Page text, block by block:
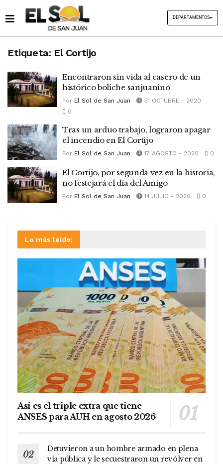
DEPARTAMENTOS
Etiqueta: El Cortijo
Encontraron sin vida al casero de un
histórico boliche sanjuanino
Por El Sol de San Juan
31 OCTUBRE - 2020
0
Tras un arduo trabajo, lograron apagar
el incendio en El Cortijo
Por El Sol de San Juan 17 AGOSTO - 2020 0
El Cortijo, por segunda vez en la historia,
no festejará el día del Amigo
Por El Sol de San Juan 14 JULIO - 2020 0
Lo más leído:
Así es el triple extra que tiene
ANSES para AUH en agosto 2026
Detuvieron a un hombre armado en plena
vía pública y le secuestraron un revólver en